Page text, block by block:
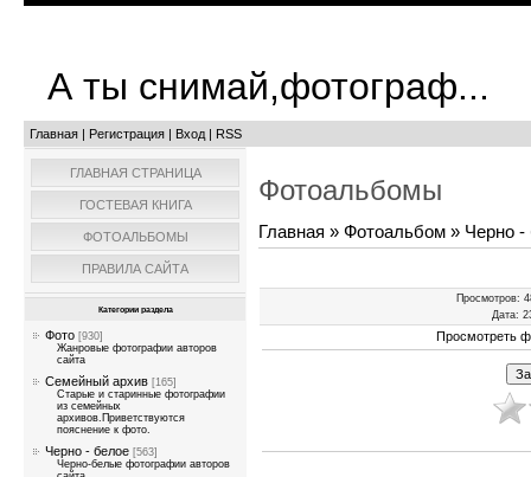
А ты снимай,фотограф...
Главная | Регистрация | Вход | RSS
ГЛАВНАЯ СТРАНИЦА
ГОСТЕВАЯ КНИГА
ФОТОАЛЬБОМЫ
ПРАВИЛА САЙТА
Категории раздела
Фото [930]
Жанровые фотографии авторов
сайта
Семейный архив [165]
Старые и старинные фотографии
из семейных
архивов.Приветствуются
пояснение к фото.
Черно - белое [563]
Черно-белые фотографии авторов
Фотоальбомы
Главная » Фотоальбом » Черно -
Просмотров:
Дата:
Просмотреть